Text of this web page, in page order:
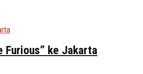
Furious” ke Jakarta